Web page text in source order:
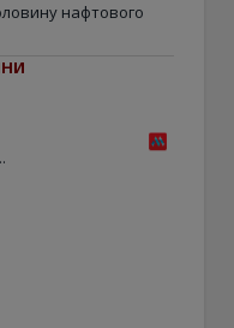
нафтового